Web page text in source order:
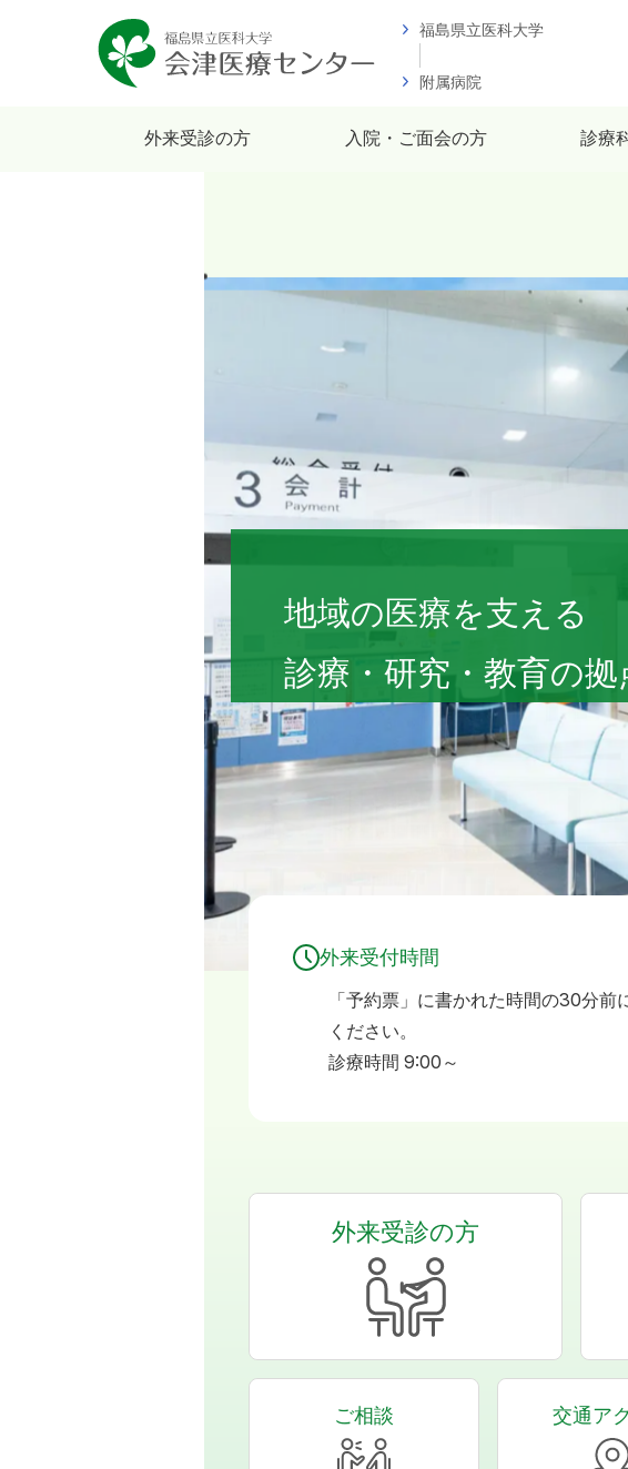
福島県立医科大学
附属病院
外来受診の方 入院・ご面会の方 診療
福島県立医科大学 会津診
地域の医療を支える
診療・研究・教育の拠
外来受付時間
「予約票」に書かれた時間の30分前
ください。
診療時間 9:00～
外来受診の方
ご相談 交通ア